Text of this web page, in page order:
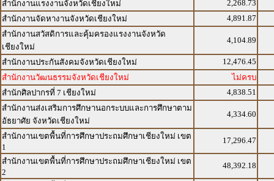
สำนักงานแรงงานจังหวัดเชียงใหม่
2,268.73
สำนักงานจัดหางานจังหวัดเชียงใหม่
4,891.87
สำนักงานสวัสดิการและคุ้มครองแรงงานจังหวัด
เชียงใหม่
4,104.89
สำนักงานประกันสังคมจังหวัดเชียงใหม่
12,476.45
สำนักงานวัฒนธรรมจังหวัดเชียงใหม่
ไม่ครบ
สำนักศิลปากรที่ 7 เชียงใหม่
4,838.51
สำนักงานส่งเสริมการศึกษานอกระบบและการศึกษาตาม
อัธยาศัย จังหวัดเชียงใหม่
4,334.60
สำนักงานเขตพื้นที่การศึกษาประถมศึกษาเชียงใหม่ เขต
1
17,296.47
สำนักงานเขตพื้นที่การศึกษาประถมศึกษาเชียงใหม่ เขต
2
48,392.18